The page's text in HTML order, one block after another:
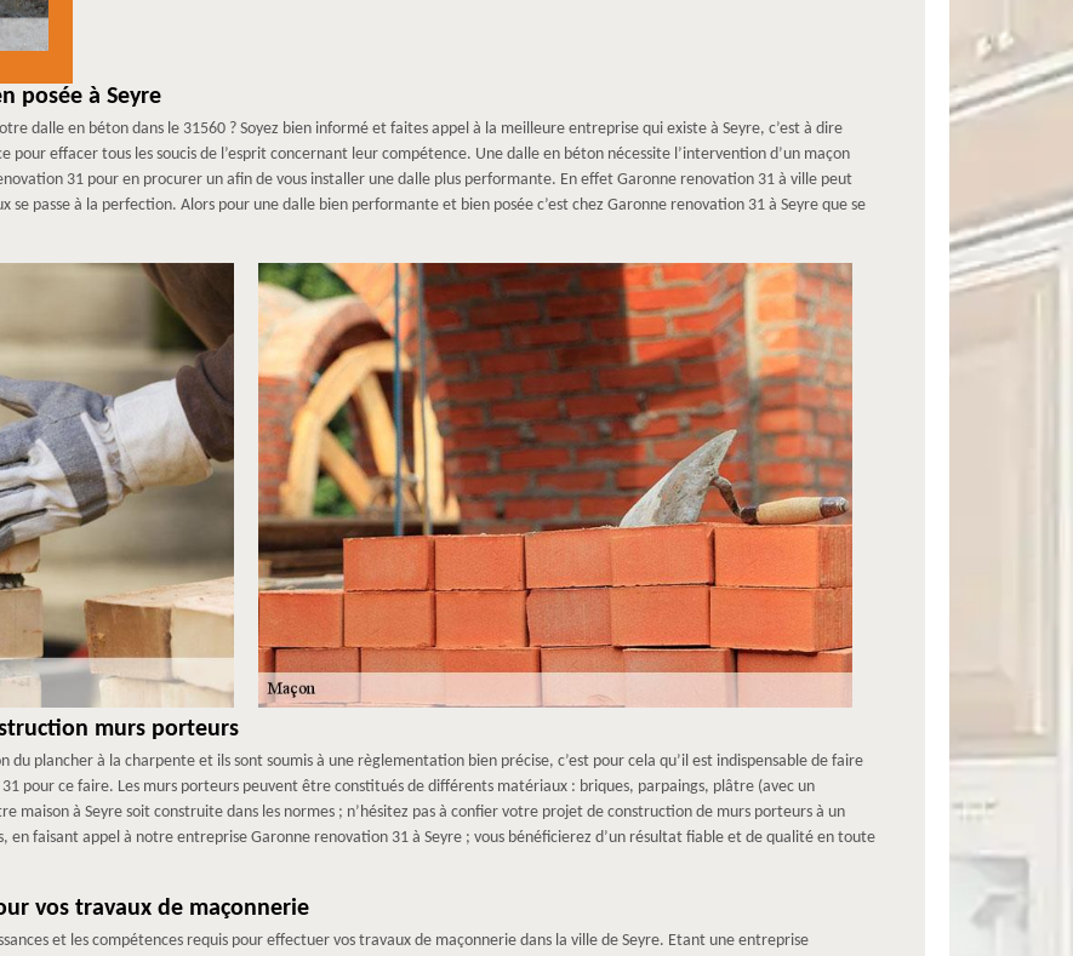
posée à Seyre
dalle en béton dans le 31560 ? Soyez bien informé et faites appel à la meilleure entreprise qui existe à Seyre, c’est à dire
effacer tous les soucis de l’esprit concernant leur compétence. Une dalle en béton nécessite l’intervention d’un maçon
31 pour en procurer un afin de vous installer une dalle plus performante. En effet Garonne renovation 31 à ville peut
passe à la perfection. Alors pour une dalle bien performante et bien posée c’est chez Garonne renovation 31 à Seyre que se
murs porteurs
du plancher à la charpente et ils sont soumis à une règlementation bien précise, c’est pour cela qu’il est indispensable de faire
pour ce faire. Les murs porteurs peuvent être constitués de différents matériaux : briques, parpaings, plâtre (avec un
maison à Seyre soit construite dans les normes ; n’hésitez pas à confier votre projet de construction de murs porteurs à un
en faisant appel à notre entreprise Garonne renovation 31 à Seyre ; vous bénéficierez d’un résultat fiable et de qualité en toute
vos travaux de maçonnerie
et les compétences requis pour effectuer vos travaux de maçonnerie dans la ville de Seyre. Etant une entreprise